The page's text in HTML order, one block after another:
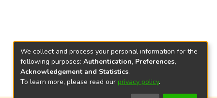
We collect and process your personal information for the
following purposes: Authentication, Preferences,
Acknowledgement and Statistics.
To learn more, please read our privacy policy.